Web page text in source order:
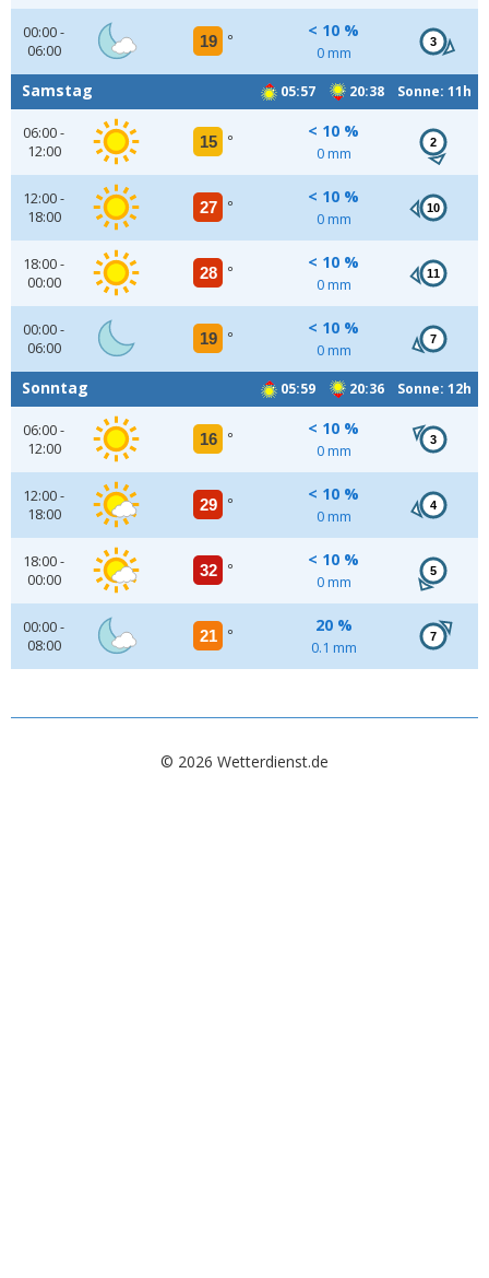
00:00 -
06:00
19 °
< 10 %
0 mm
3
05:57 20:38 Sonne: 11h
Samstag
06:00 -
12:00
15 °
< 10 %
0 mm
2
12:00 -
18:00
27 °
< 10 %
0 mm
10
18:00 -
00:00
28 °
< 10 %
0 mm
11
00:00 -
06:00
19 °
< 10 %
0 mm
7
05:59 20:36 Sonne: 12h
Sonntag
06:00 -
12:00
16 °
< 10 %
0 mm
3
12:00 -
18:00
29 °
< 10 %
0 mm
4
18:00 -
00:00
32 °
< 10 %
0 mm
5
00:00 -
08:00
21 °
20 %
0.1 mm
7
© 2026 Wetterdienst.de